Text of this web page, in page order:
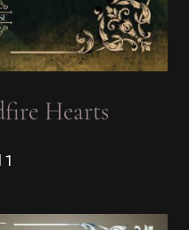
Hearts